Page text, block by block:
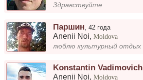
Здравствуйте
Паршин ,42 года
Anenii Noi,Moldova
люблю культурный отдых
Konstantin Vadimovich
Anenii Noi,Moldova